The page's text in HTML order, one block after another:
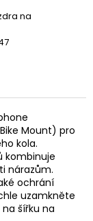
na
Mount) pro
kola.
kombinuje
nárazům.
ochrání
uzamkněte
šířku na